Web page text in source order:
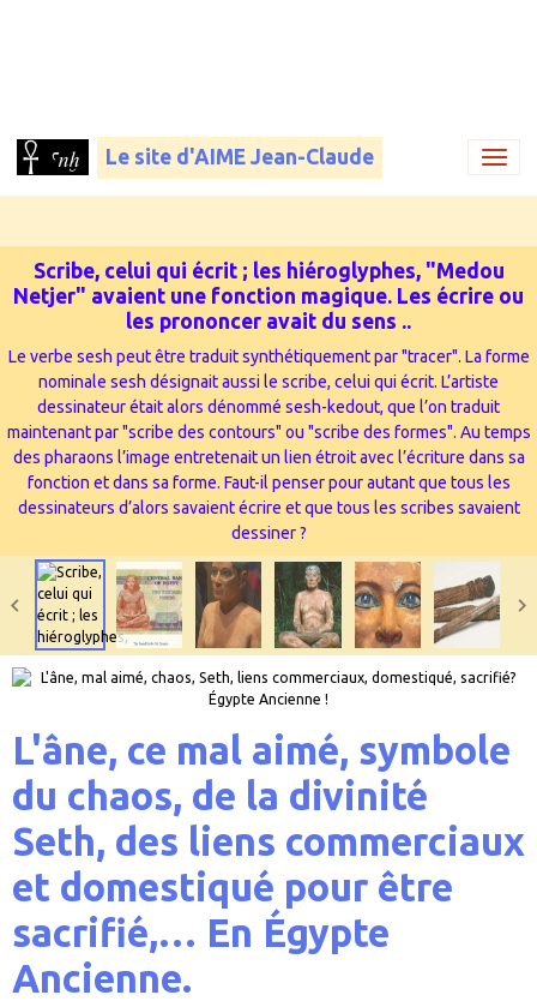
Le site d'AIME Jean-Claude
Scribe, celui qui écrit ; les hiéroglyphes, "Medou
Netjer" avaient une fonction magique. Les écrire ou
les prononcer avait du sens ...
Le verbe sesh peut être traduit synthétiquement par "tracer". La forme
nominale sesh désignait aussi le scribe, celui qui écrit. L’artiste
dessinateur était alors dénommé sesh-kedout, que l’on traduit
maintenant par "scribe des contours" ou "scribe des formes". Au temps
des pharaons l’image entretenait un lien étroit avec l’écriture dans sa
fonction et dans sa forme. Faut-il penser pour autant que tous les
dessinateurs d’alors savaient écrire et que tous les scribes savaient
dessiner ?
L'âne, ce mal aimé, symbole
du chaos, de la divinité
Seth, des liens commerciaux
et domestiqué pour être
sacrifié,… En Égypte
Ancienne.